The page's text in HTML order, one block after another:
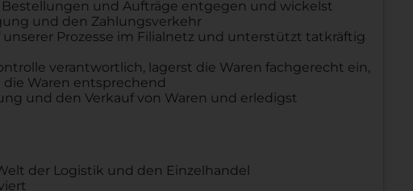
und Aufträge entgegen und wickelst
und den Zahlungsverkehr
Prozesse im Filialnetz und unterstützt tatkräftig
verantwortlich, lagerst die Waren fachgerecht ein,
Waren entsprechend
und den Verkauf von Waren und erledigst
der Logistik und den Einzelhandel